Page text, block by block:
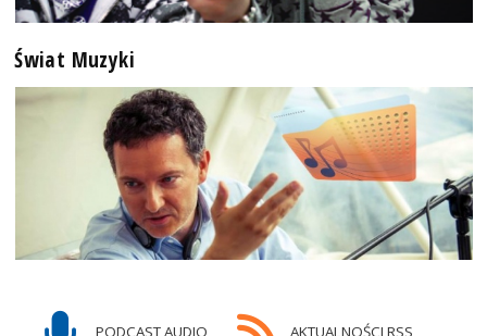
Świat Muzyki
PODCAST AUDIO AKTUALNOŚCI RSS